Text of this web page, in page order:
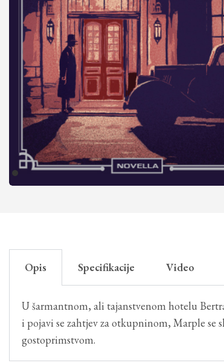
Opis Specifikacije Video
U šarmantnom, ali tajanstvenom hotelu
i pojavi se zahtjev za otkupninom, Marple
gostoprimstvom.